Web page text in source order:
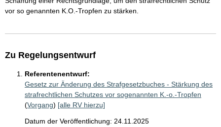
vor so genannten K.O.-Tropfen zu stärken.
Zu Regelungsentwurf
Referentenentwurf:
Gesetz zur Änderung des Strafgesetzbuches - Stärkung des
strafrechtlichen Schutzes vor sogenannten K.-o.-Tropfen
(Vorgang) [alle RV hierzu]
Datum der Veröffentlichung: 24.11.2025